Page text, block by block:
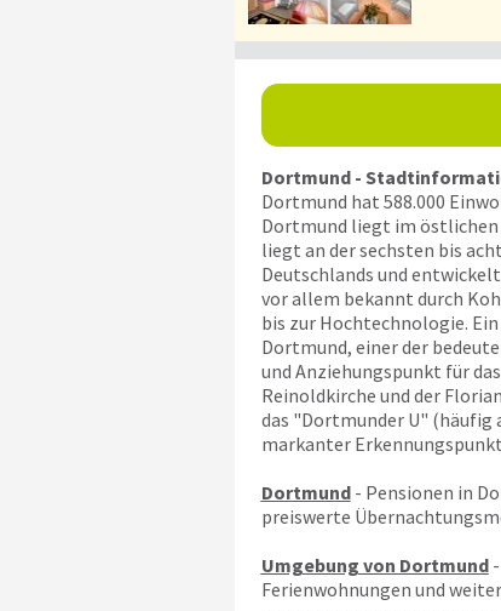
Dortmund -
Dortmund hat 588.000
Dortmund liegt im östlichen
liegt an der sechsten bis
Deutschlands und
vor allem bekannt durch
bis zur Hochtechnologie.
Dortmund, einer der
und Anziehungspunkt für
Reinoldkirche und der
das "Dortmunder U" (häufig
markanter
Dortmund- Pensionen in
preiswerte
Umgebung von Dortmund-
Ferienwohnungen und